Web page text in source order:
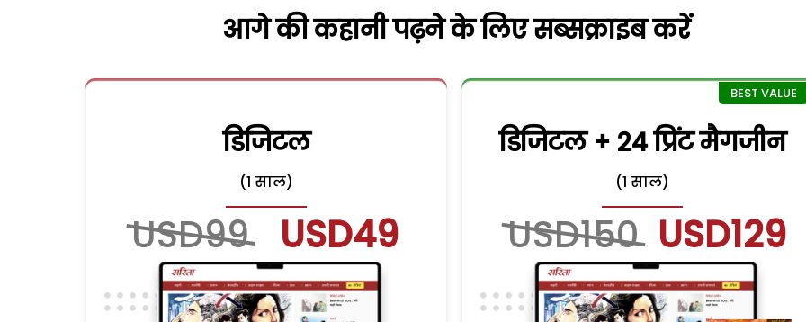
आगे की कहानी पढ़ने के लिए सब्सक्राइब करें
डिजिटल
(1 साल)
USD99 USD49
डिजिटल + 24 प्रिंट मैगजीन
(1 साल)
USD150 USD129